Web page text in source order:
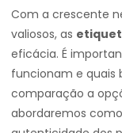
Com a crescente
valiosos, as
eficácia. É
funcionam e quais
comparação a
abordaremos